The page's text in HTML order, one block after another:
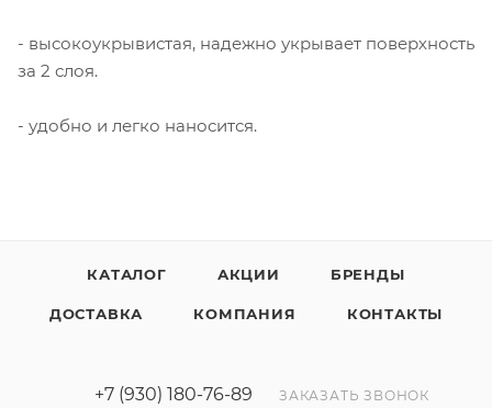
- высокоукрывистая, надежно укрывает поверхность
за 2 слоя.
- удобно и легко наносится.
КАТАЛОГ АКЦИИ БРЕНДЫ
ДОСТАВКА КОМПАНИЯ КОНТАКТЫ
+7 (930) 180-76-89 ЗАКАЗАТЬ ЗВОНОК